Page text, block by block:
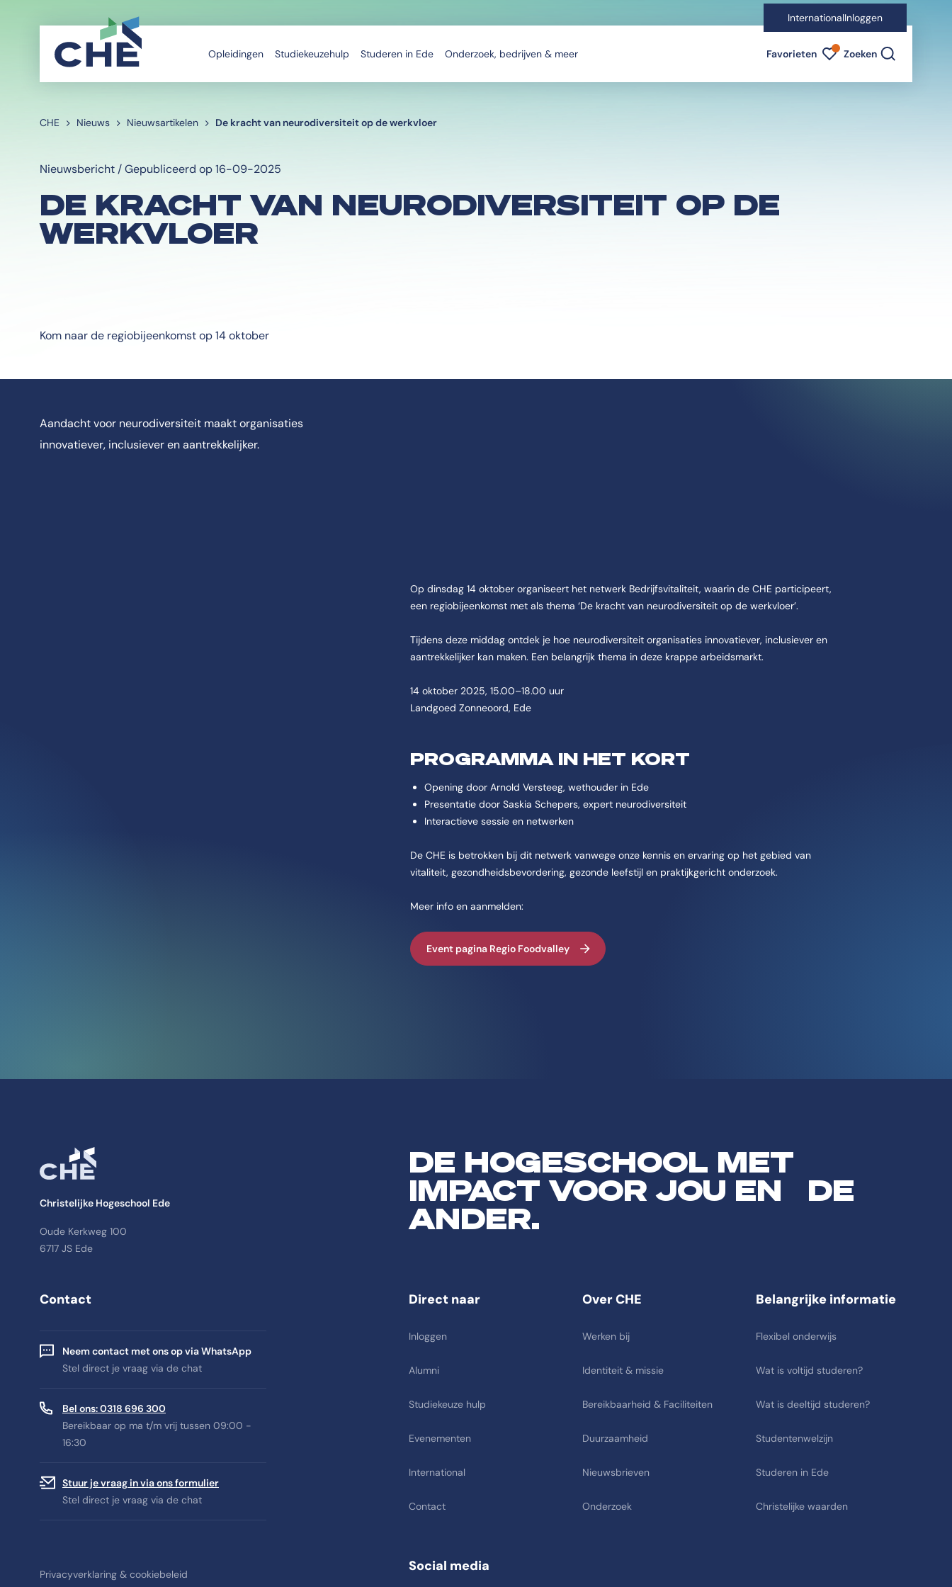
InternationalInloggen
Opleidingen Studiekeuzehulp Studeren in Ede Onderzoek, bedrijven & meer Favorieten Favorieten indicator
Zoeken
CHE Nieuws Nieuwsartikelen De kracht van neurodiversiteit op de werkvloer
Nieuwsbericht / Gepubliceerd op 16-09-2025
DE KRACHT VAN NEURODIVERSITEIT OP DE
WERKVLOER
Kom naar de regiobijeenkomst op 14 oktober
Aandacht voor neurodiversiteit maakt organisaties
innovatiever, inclusiever en aantrekkelijker.
Op dinsdag 14 oktober organiseert het netwerk Bedrijfsvitaliteit, waarin de CHE participeert,
een regiobijeenkomst met als thema ‘De kracht van neurodiversiteit op de werkvloer’.
Tijdens deze middag ontdek je hoe neurodiversiteit organisaties innovatiever, inclusiever en
aantrekkelijker kan maken. Een belangrijk thema in deze krappe arbeidsmarkt.
14 oktober 2025, 15.00–18.00 uur
Landgoed Zonneoord, Ede
PROGRAMMA IN HET KORT
Opening door Arnold Versteeg, wethouder in Ede
Presentatie door Saskia Schepers, expert neurodiversiteit
Interactieve sessie en netwerken
De CHE is betrokken bij dit netwerk vanwege onze kennis en ervaring op het gebied van
vitaliteit, gezondheidsbevordering, gezonde leefstijl en praktijkgericht onderzoek.
Meer info en aanmelden:
Event pagina Regio Foodvalley
Christelijke Hogeschool Ede
Oude Kerkweg 100
6717 JS Ede
DE HOGESCHOOL MET
IMPACT VOOR JOU EN DE
ANDER.
Contact
Neem contact met ons op via WhatsApp
Stel direct je vraag via de chat
Bel ons: 0318 696 300
Bereikbaar op ma t/m vrij tussen 09:00 -
16:30
Stuur je vraag in via ons formulier
Stel direct je vraag via de chat
Direct naar
Inloggen
Alumni
Studiekeuze hulp
Evenementen
International
Contact
Over CHE
Werken bij
Identiteit & missie
Bereikbaarheid & Faciliteiten
Duurzaamheid
Nieuwsbrieven
Onderzoek
Belangrijke informatie
Flexibel onderwijs
Wat is voltijd studeren?
Wat is deeltijd studeren?
Studentenwelzijn
Studeren in Ede
Christelijke waarden
Privacyverklaring & cookiebeleid Social media